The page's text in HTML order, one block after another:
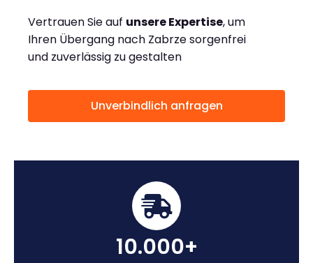
Vertrauen Sie auf unsere Expertise, um
Ihren Übergang nach Zabrze sorgenfrei
und zuverlässig zu gestalten
Unverbindlich anfragen
10.000+